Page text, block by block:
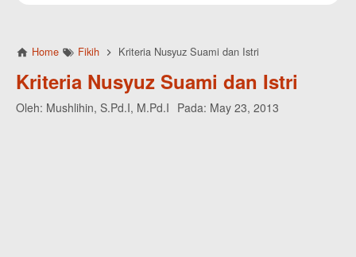
Home Fikih Kriteria Nusyuz Suami dan Istri
Kriteria Nusyuz Suami dan Istri
Oleh: Mushlihin, S.Pd.I, M.Pd.I Pada: May 23, 2013